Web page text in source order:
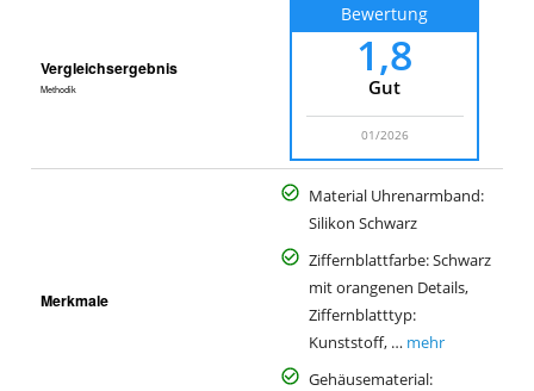
Vergleichsergebnis
Methodik
Bewertung
1,8
Gut
01/2026
Merkmale
Material Uhrenarmband:
Silikon Schwarz
Ziffernblattfarbe: Schwarz
mit orangenen Details,
Ziffernblatttyp:
Kunststoff, … mehr
Gehäusematerial: